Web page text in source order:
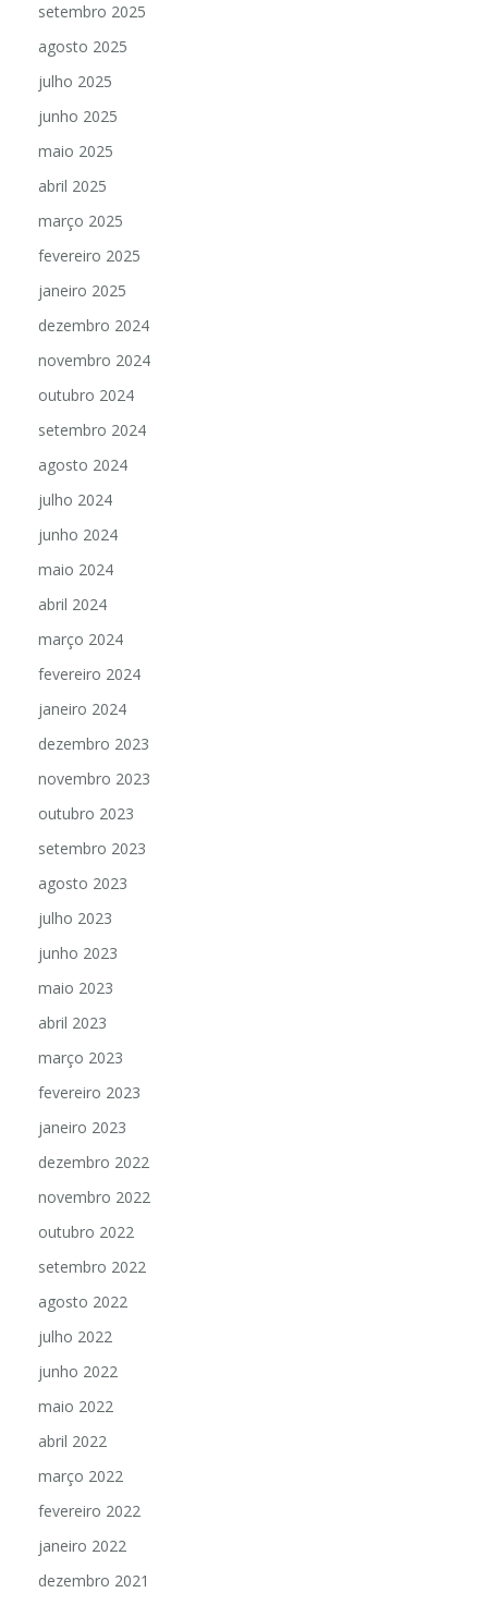
setembro 2025
agosto 2025
julho 2025
junho 2025
maio 2025
abril 2025
março 2025
fevereiro 2025
janeiro 2025
dezembro 2024
novembro 2024
outubro 2024
setembro 2024
agosto 2024
julho 2024
junho 2024
maio 2024
abril 2024
março 2024
fevereiro 2024
janeiro 2024
dezembro 2023
novembro 2023
outubro 2023
setembro 2023
agosto 2023
julho 2023
junho 2023
maio 2023
abril 2023
março 2023
fevereiro 2023
janeiro 2023
dezembro 2022
novembro 2022
outubro 2022
setembro 2022
agosto 2022
julho 2022
junho 2022
maio 2022
abril 2022
março 2022
fevereiro 2022
janeiro 2022
dezembro 2021